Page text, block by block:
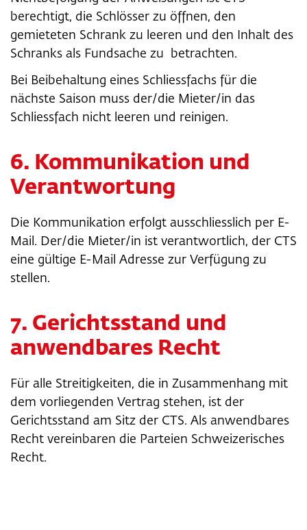
berechtigt, die Schlösser zu öffnen, den
gemieteten Schrank zu leeren und den Inhalt des
Schranks als Fundsache zu betrachten.
Bei Beibehaltung eines Schliessfachs für die
nächste Saison muss der/die Mieter/in das
Schliessfach nicht leeren und reinigen.
6. Kommunikation und
Verantwortung
Die Kommunikation erfolgt ausschliesslich per E-
Mail. Der/die Mieter/in ist verantwortlich, der CTS
eine gültige E-Mail Adresse zur Verfügung zu
stellen.
7. Gerichtsstand und
anwendbares Recht
Für alle Streitigkeiten, die in Zusammenhang mit
dem vorliegenden Vertrag stehen, ist der
Gerichtsstand am Sitz der CTS. Als anwendbares
Recht vereinbaren die Parteien Schweizerisches
Recht.